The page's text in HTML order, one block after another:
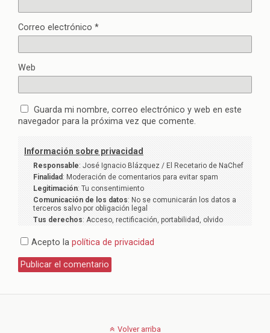
Correo electrónico *
Web
Guarda mi nombre, correo electrónico y web en este
navegador para la próxima vez que comente.
Información sobre privacidad
Responsable: José Ignacio Blázquez / El Recetario de NaChef
Finalidad: Moderación de comentarios para evitar spam
Legitimación: Tu consentimiento
Comunicación de los datos: No se comunicarán los datos a
terceros salvo por obligación legal
Tus derechos: Acceso, rectificación, portabilidad, olvido
Acepto la política de privacidad
Volver arriba